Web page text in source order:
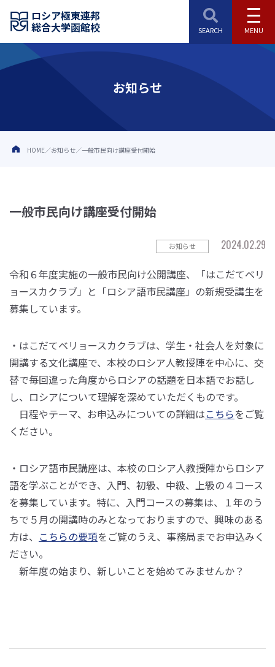
ロシア極東連邦
総合大学函館校
お知らせ
HOME お知らせ 一般市民向け講座受付開始
一般市民向け講座受付開始
お知らせ
2024.02.29
令和６年度実施の一般市民向け公開講座、「はこだてベリ
ョースカクラブ」と「ロシア語市民講座」の新規受講生を
募集しています。
・はこだてベリョースカクラブは、学生・社会人を対象に
開講する文化講座で、本校のロシア人教授陣を中心に、交
替で毎回違った角度からロシアの話題を日本語でお話し
し、ロシアについて理解を深めていただくものです。
日程やテーマ、お申込みについての詳細はこちらをご覧
ください。
・ロシア語市民講座は、本校のロシア人教授陣からロシア
語を学ぶことができ、入門、初級、中級、上級の４コース
を募集しています。特に、入門コースの募集は、１年のう
ちで５月の開講時のみとなっておりますので、興味のある
方は、 こちらの要項をご覧のうえ、事務局までお申込みく
ださい。
新年度の始まり、新しいことを始めてみませんか？